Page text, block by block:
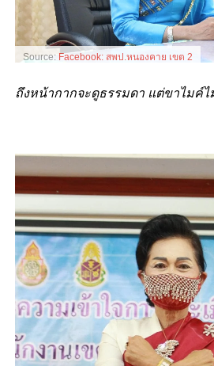
Source: Facebook: สพป.หนองคาย เขต 2
ถึงหน้ากากจะดูธรรมดา แต่ขาไมค์